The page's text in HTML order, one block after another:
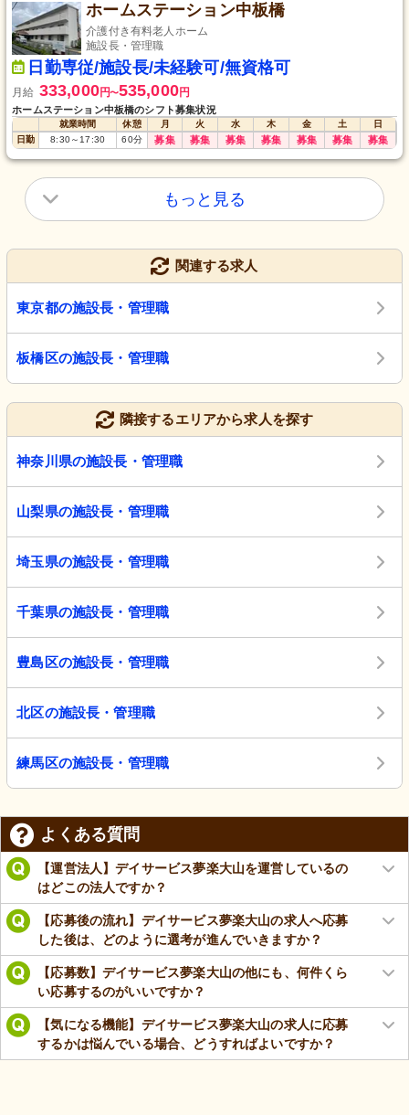
ホームステーション中板橋
介護付き有料老人ホーム
施設長・管理職
日勤専従/施設長/未経験可/無資格可
月給 333,000円〜535,000円
ホームステーション中板橋のシフト募集状況
就業時間 休憩 月 火 水 木 金 土
日
日勤
8:30～17:30 60分 募集 募集 募集 募集 募集 募集 募集
もっと見る
関連する求人
東京都の施設長・管理職
板橋区の施設長・管理職
隣接するエリアから求人を探す
神奈川県の施設長・管理職
山梨県の施設長・管理職
埼玉県の施設長・管理職
千葉県の施設長・管理職
豊島区の施設長・管理職
北区の施設長・管理職
練馬区の施設長・管理職
よくある質問
【運営法人】デイサービス夢楽大山を運営しているの
はどこの法人ですか？
【応募後の流れ】デイサービス夢楽大山の求人へ応募
した後は、どのように選考が進んでいきますか？
【応募数】デイサービス夢楽大山の他にも、何件くら
い応募するのがいいですか？
【気になる機能】デイサービス夢楽大山の求人に応募
するかは悩んでいる場合、どうすればよいですか？